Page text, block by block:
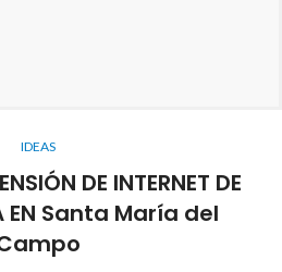
IDEAS
DE INTERNET DE
EN Santa María del